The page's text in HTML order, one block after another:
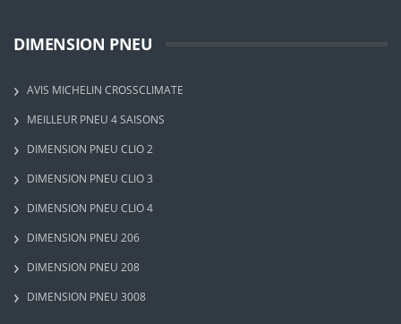
DIMENSION PNEU
AVIS MICHELIN CROSSCLIMATE
MEILLEUR PNEU 4 SAISONS
DIMENSION PNEU CLIO 2
DIMENSION PNEU CLIO 3
DIMENSION PNEU CLIO 4
DIMENSION PNEU 206
DIMENSION PNEU 208
DIMENSION PNEU 3008